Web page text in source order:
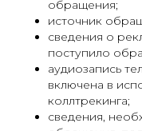
обращения;
источник
сведения о
поступило
аудиозапись
включена в
коллтрекинга;
сведения,